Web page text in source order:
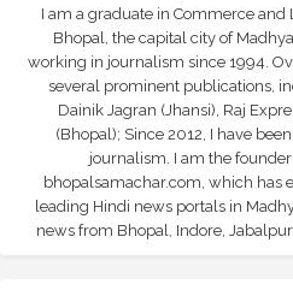
I am a graduate in Commerce and
Bhopal, the capital city of
working in journalism since 1994.
several prominent publications,
Dainik Jagran (Jhansi), Raj
(Bhopal); Since 2012, I have
journalism. I am the
bhopalsamachar.com, which has
leading Hindi news portals in
news from Bhopal, Indore,